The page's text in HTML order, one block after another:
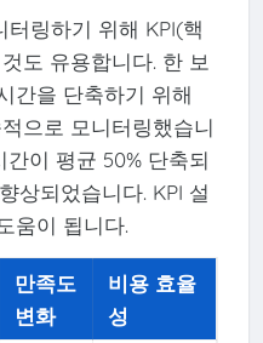
링하기 위해 KPI(핵
도 유용합니다. 한 보
간을 단축하기 위해
으로 모니터링했습니
이 평균 50% 단축되
상되었습니다. KPI 설
움이 됩니다.
만족도
변화
비용 효율
성